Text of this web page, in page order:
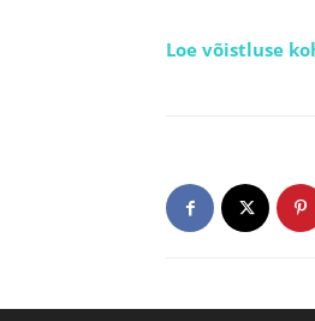
Loe võistluse